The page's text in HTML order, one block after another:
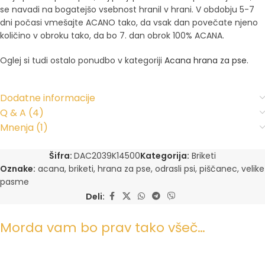
se navadi na bogatejšo vsebnost hranil v hrani. V obdobju 5-7
dni počasi vmešajte ACANO tako, da vsak dan povečate njeno
količino v obroku tako, da bo 7. dan obrok 100% ACANA.
Oglej si tudi ostalo ponudbo v kategoriji Acana hrana za pse.
Dodatne informacije
Q & A (4)
Mnenja (1)
Šifra: DAC2039K14500Kategorija: Briketi
Oznake: acana, briketi, hrana za pse, odrasli psi, piščanec, velike
pasme
Deli:
Morda vam bo prav tako všeč…